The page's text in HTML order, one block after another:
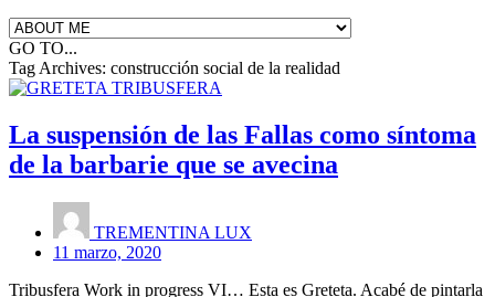
GO TO...
Tag Archives: construcción social de la realidad
La suspensión de las Fallas como síntoma
de la barbarie que se avecina
TREMENTINA LUX
11 marzo, 2020
Tribusfera Work in progress VI… Esta es Greteta. Acabé de pintarla